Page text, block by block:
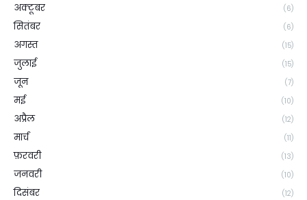
अक्टूबर (6)
सितंबर (6)
अगस्त (15)
जुलाई (15)
जून (7)
मई (10)
अप्रैल (12)
मार्च (11)
फ़रवरी (13)
जनवरी (10)
दिसंबर (12)